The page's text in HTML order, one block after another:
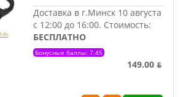
Доставка в г.Минск 10 августа
с 12:00 до 16:00. Стоимость:
БЕСПЛАТНО
Бонусные баллы: 7.45
149.00 ƃ